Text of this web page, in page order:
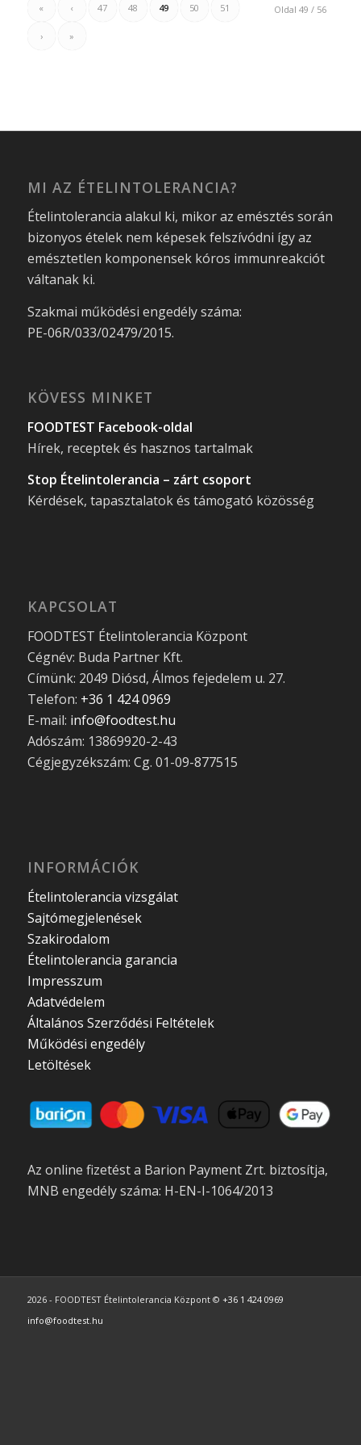
Oldal 49 / 56
« ‹ 47 48 49 50 51
› »
MI AZ ÉTELINTOLERANCIA?
Ételintolerancia alakul ki, mikor az emésztés során
bizonyos ételek nem képesek felszívódni így az
emésztetlen komponensek kóros immunreakciót
váltanak ki.
Szakmai működési engedély száma:
PE-06R/033/02479/2015.
KÖVESS MINKET
FOODTEST Facebook-oldal
Hírek, receptek és hasznos tartalmak
Stop Ételintolerancia – zárt csoport
Kérdések, tapasztalatok és támogató közösség
KAPCSOLAT
FOODTEST Ételintolerancia Központ
Cégnév: Buda Partner Kft.
Címünk: 2049 Diósd, Álmos fejedelem u. 27.
Telefon: +36 1 424 0969
E-mail: info@foodtest.hu
Adószám: 13869920-2-43
Cégjegyzékszám: Cg. 01-09-877515
INFORMÁCIÓK
Ételintolerancia vizsgálat
Sajtómegjelenések
Szakirodalom
Ételintolerancia garancia
Impresszum
Adatvédelem
Általános Szerződési Feltételek
Működési engedély
Letöltések
Az online fizetést a Barion Payment Zrt. biztosítja,
MNB engedély száma: H-EN-I-1064/2013
2026 - FOODTEST Ételintolerancia Központ © +36 1 424 0969
info@foodtest.hu